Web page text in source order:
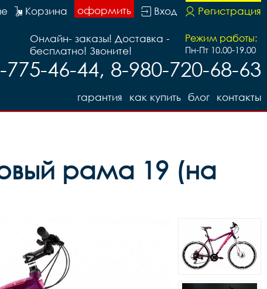
Регистрация
Вход
оформить
Корзина
Режим работы:
Пн-Пт 10.00-19.00
Онлайн- заказы! Доставка -
бесплатно! Звоните!
775-46-44, 8-980-720-68-63
контакты
блог
как купить
гарантия
рама 19 (на